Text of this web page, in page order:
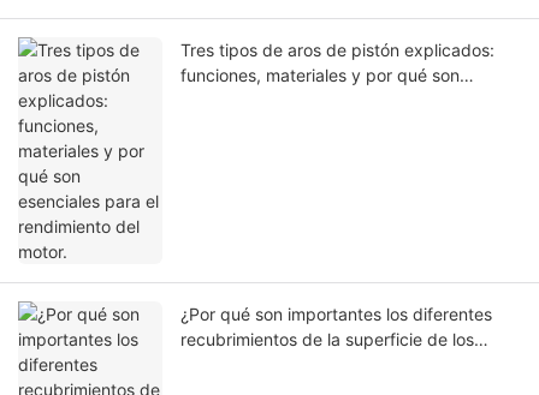
Tres tipos de aros de pistón explicados:
funciones, materiales y por qué son
¿Por qué son importantes los diferentes
recubrimientos de la superficie de los